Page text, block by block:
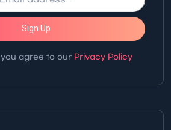
Sign Up
agree to our Privacy Policy